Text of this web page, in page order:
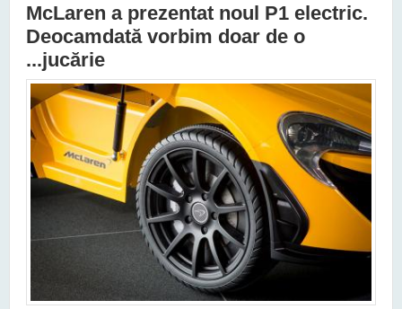
McLaren a prezentat noul P1 electric.
Deocamdată vorbim doar de o
...jucărie